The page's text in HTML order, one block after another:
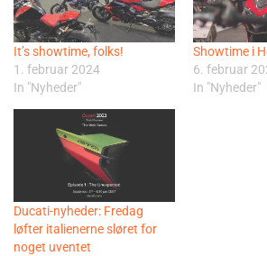
It’s showtime, folks!
1. februar 2024
In "Nyheder"
Showtime i
6. februar
In "Nyheder"
Ducati-nyheder: Fredag
løfter italienerne sløret for
noget uventet